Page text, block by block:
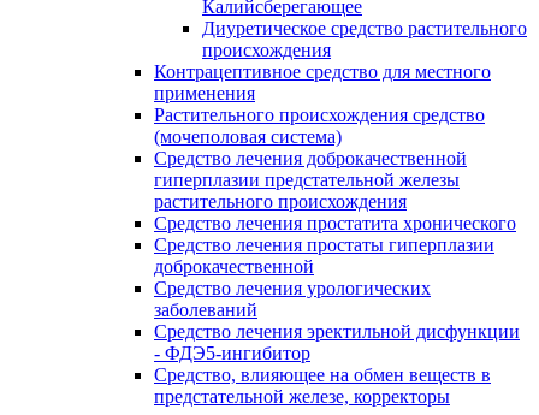
Калийсберегающее
Диуретическое средство растительного
происхождения
Контрацептивное средство для местного
применения
Растительного происхождения средство
(мочеполовая система)
Средство лечения доброкачественной
гиперплазии предстательной железы
растительного происхождения
Средство лечения простатита хронического
Средство лечения простаты гиперплазии
доброкачественной
Средство лечения урологических
заболеваний
Средство лечения эректильной дисфункции
- ФДЭ5-ингибитор
Средство, влияющее на обмен веществ в
предстательной железе, корректоры